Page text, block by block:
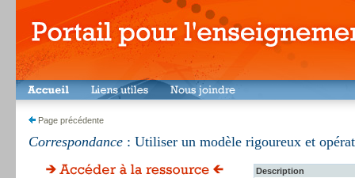
Page précédente
Correspondance : Utiliser un modèle rigoureux et
Description